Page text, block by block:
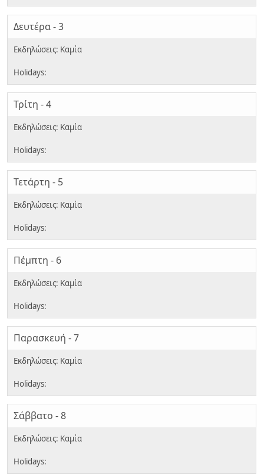
Δευτέρα - 3
Τρίτη - 4
Τετάρτη - 5
Πέμπτη - 6
Παρασκευή - 7
Σάββατο - 8